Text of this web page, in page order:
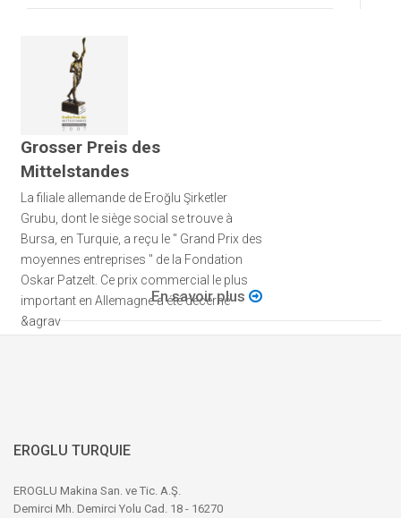
Grosser Preis des
Mittelstandes
La filiale allemande de Eroğlu Şirketler
Grubu, dont le siège social se trouve à
Bursa, en Turquie, a reçu le " Grand Prix des
moyennes entreprises " de la Fondation
Oskar Patzelt. Ce prix commercial le plus
important en Allemagne a été décerné
&agrav
En savoir plus
EROGLU TURQUIE
EROGLU Makina San. ve Tic. A.Ş.
Demirci Mh. Demirci Yolu Cad. 18 - 16270